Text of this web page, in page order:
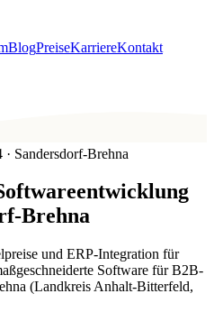
BlogPreiseKarriereKontakt
Sandersdorf-Brehna
Brehna
und ERP-Integration für
Software für B2B-
(Landkreis Anhalt-Bitterfeld,